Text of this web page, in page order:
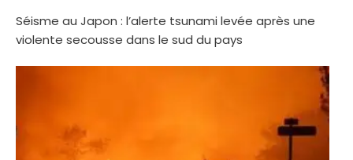
Séisme au Japon : l’alerte tsunami levée après une
violente secousse dans le sud du pays